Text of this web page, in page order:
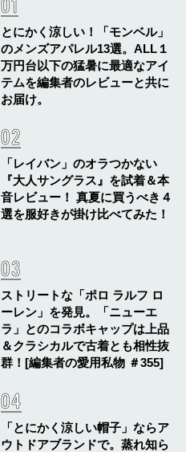
とにかく涼しい！「モンベル」
のメンズアパレル13選。ALL１
万円台以下の猛暑に最適なアイ
テムを編集者のレビューと共に
お届け。
「レイバン」のオラつかない
『大人サングラス』を試着＆本
音レビュー！ 真夏に買うべき４
選を服好きが掛け比べてみた！
ストリートな「ポロ ラルフ ロ
ーレン」を発見。「ニューエ
ラ」とのコラボキャップは上品
＆クラシカルで古着とも相性抜
群！[編集者の愛用私物 ＃355]
「とにかく涼しい帽子」ならア
ウトドアブランドで。蒸れ知ら